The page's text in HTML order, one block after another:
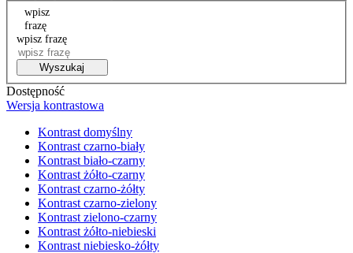
wpisz
frazę
wpisz frazę
Wyszukaj
Dostępność
Wersja kontrastowa
Kontrast domyślny
Kontrast czarno-biały
Kontrast biało-czarny
Kontrast żółto-czarny
Kontrast czarno-żółty
Kontrast czarno-zielony
Kontrast zielono-czarny
Kontrast żółto-niebieski
Kontrast niebiesko-żółty